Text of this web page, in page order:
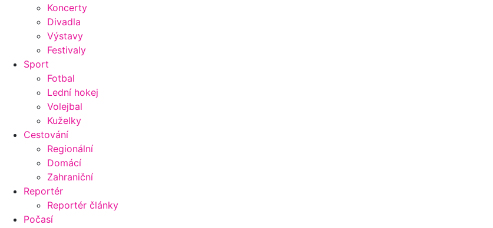
Koncerty
Divadla
Výstavy
Festivaly
Sport
Fotbal
Lední hokej
Volejbal
Kuželky
Cestování
Regionální
Domácí
Zahraniční
Reportér
Reportér články
Počasí